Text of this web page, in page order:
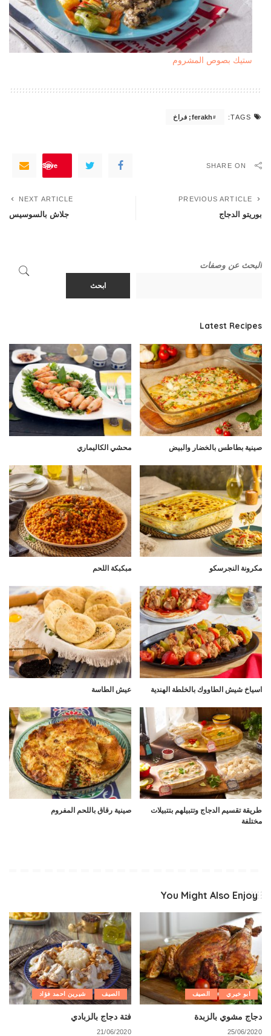
ستيك بصوص المشروم
TAGS: ferakh; فراخ
SHARE ON
Save
PREVIOUS ARTICLE
بوريتو الدجاج
NEXT ARTICLE
جلاش بالسوسيس
البحث عن وصفات
ابحث
Latest Recipes
صينية بطاطس بالخضار والبيض محشي الكاليماري
مكرونة النجرسكو مبكبكة اللحم
اسياخ شيش الطاووك بالخلطة الهندية عيش الطاسة
طريقة تقسيم الدجاج وتتبيلهم بتتبيلات
مختلفة
صينية رقاق باللحم المفروم
You Might Also Enjoy
ابو خيري الصيف
دجاج مشوي بالزبدة
25/06/2020
الصيف شيرين احمد فؤاد
فتة دجاج بالزبادي
21/06/2020